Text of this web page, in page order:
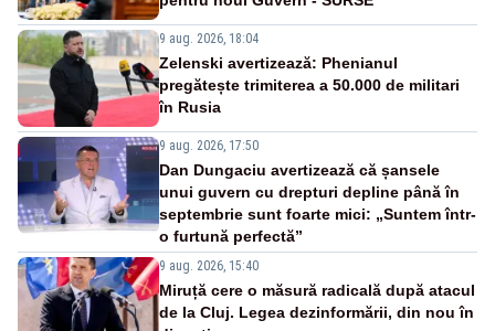
9 aug. 2026, 18:04
Zelenski avertizează: Phenianul
pregătește trimiterea a 50.000 de militari
în Rusia
9 aug. 2026, 17:50
Dan Dungaciu avertizează că șansele
unui guvern cu drepturi depline până în
septembrie sunt foarte mici: „Suntem într-
o furtună perfectă”
9 aug. 2026, 15:40
Miruță cere o măsură radicală după atacul
de la Cluj. Legea dezinformării, din nou în